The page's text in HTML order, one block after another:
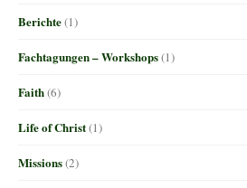
Berichte(1)
Fachtagungen – Workshops(1)
Faith(6)
Life of Christ(1)
Missions(2)